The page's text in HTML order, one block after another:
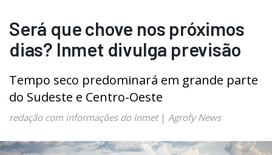
Será que chove nos próximos
dias? Inmet divulga previsão
Tempo seco predominará em grande parte
do Sudeste e Centro-Oeste
redação com informações do Inmet| Agrofy News